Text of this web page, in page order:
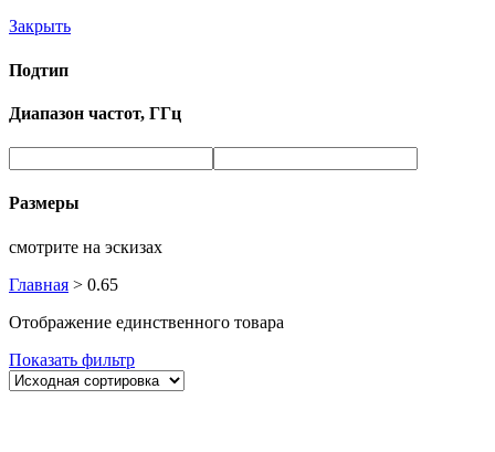
Закрыть
Подтип
Диапазон частот, ГГц
Размеры
смотрите на эскизах
Главная > 0.65
Отображение единственного товара
Показать фильтр